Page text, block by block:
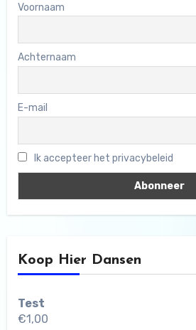
Voornaam
Achternaam
E-mail
Ik accepteer het privacybeleid
Koop Hier Dansen
Test
€1,00